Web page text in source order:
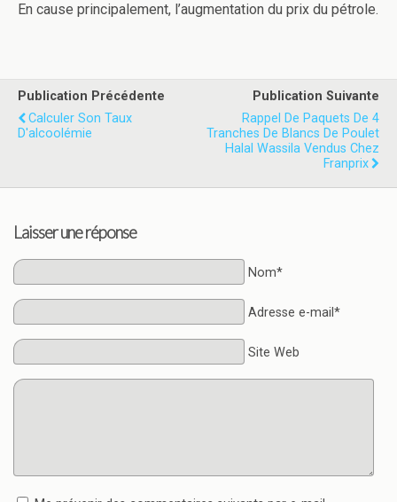
En cause principalement, l’augmentation du prix du pétrole.
Publication Précédente
Calculer Son Taux
D'alcoolémie
Publication Suivante
Rappel De Paquets De 4
Tranches De Blancs De Poulet
Halal Wassila Vendus Chez
Franprix
Laisser une réponse
Nom*
Adresse e-mail*
Site Web